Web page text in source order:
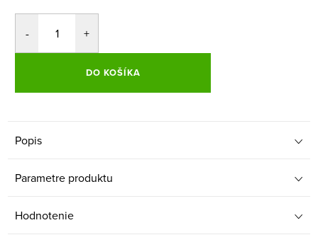
DO KOŠÍKA
Popis
Parametre produktu
Hodnotenie